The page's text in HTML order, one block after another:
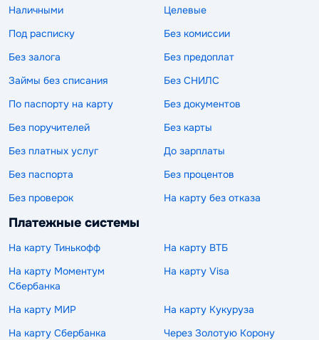
Наличными
Целевые
Под расписку
Без комиссии
Без залога
Без предоплат
Займы без списания
Без СНИЛС
По паспорту на карту
Без документов
Без поручителей
Без карты
Без платных услуг
До зарплаты
Без паспорта
Без процентов
Без проверок
На карту без отказа
Платежные системы
На карту Тинькофф
На карту ВТБ
На карту Моментум
Сбербанка
На карту Visa
На карту МИР
На карту Кукуруза
На карту Сбербанка
Через Золотую Корону